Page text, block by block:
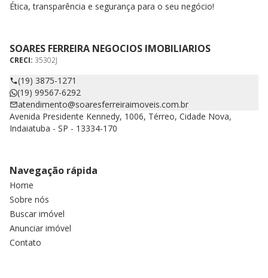
Ética, transparência e segurança para o seu negócio!
SOARES FERREIRA NEGOCIOS IMOBILIARIOS
CRECI: 35302J
(19) 3875-1271
(19) 99567-6292
atendimento@soaresferreiraimoveis.com.br
Avenida Presidente Kennedy, 1006, Térreo, Cidade Nova,
Indaiatuba - SP - 13334-170
Navegação rápida
Home
Sobre nós
Buscar imóvel
Anunciar imóvel
Contato